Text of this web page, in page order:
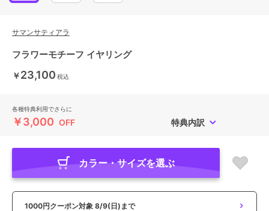
サマンサティアラ
フラワーモチーフ イヤリング
￥23,100 税込
各種特典利用でさらに
￥3,000 OFF 特典内訳
カラー・サイズを選ぶ
1000円クーポン対象 8/9(日)まで